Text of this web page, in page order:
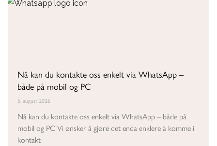
Nå kan du kontakte oss enkelt via WhatsApp –
både på mobil og PC
5. august 2026
Nå kan du kontakte oss enkelt via WhatsApp – både på
mobil og PC Vi ønsker å gjøre det enda enklere å komme i
kontakt